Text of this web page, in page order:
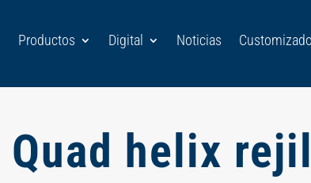
Productos Digital Noticias
Quad helix